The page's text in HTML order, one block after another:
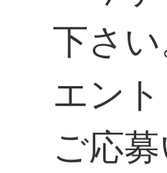
下さい
エン
ご応